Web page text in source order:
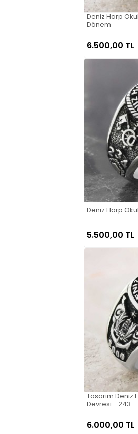
Deniz Harp
Dönem
6.500,00 TL
Deniz Harp
5.500,00 TL
Tasarım Deniz
Devresi - 243
6.000,00 TL